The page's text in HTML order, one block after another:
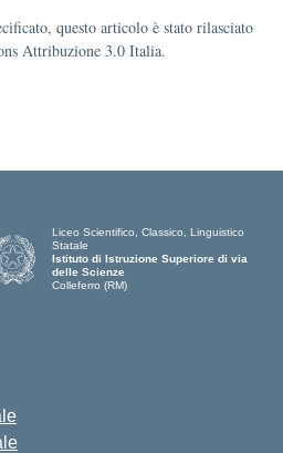
questo articolo è stato rilasciato
Attribuzione 3.0 Italia.
Liceo Scientifico, Classico, Linguistico
Statale
Istituto di Istruzione Superiore di via
delle Scienze
Colleferro (RM)